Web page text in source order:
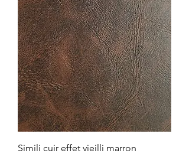
Simili cuir effet vieilli marron